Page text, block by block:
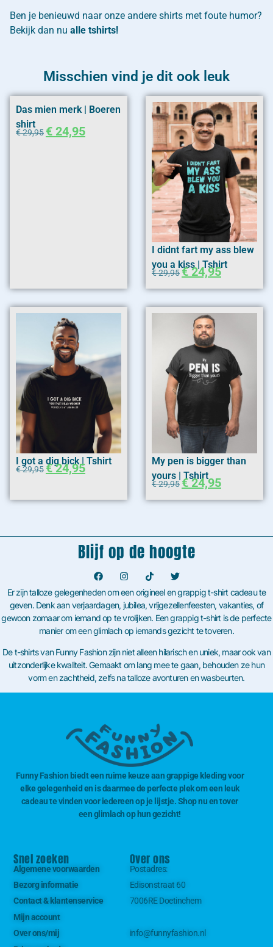
Ben je benieuwd naar onze andere shirts met foute humor?
Bekijk dan nu alle tshirts!
Misschien vind je dit ook leuk
Das mien merk | Boeren
shirt
€29,95 € 24,95
I didnt fart my ass blew
you a kiss | Tshirt
€29,95€24,95
I got a dig bick | Tshirt
€29,95€24,95
My pen is bigger than
yours | Tshirt
€29,95 €24,95
Blijf op de hoogte
Er zijn talloze gelegenheden om een origineel en grappig t-shirt cadeau te
geven. Denk aan verjaardagen, jubilea, vrijgezellenfeesten, vakanties, of
gewoon zomaar om iemand op te vrolijken. Een grappig t-shirt is de perfecte
manier om een glimlach op iemands gezicht te toveren.
De t-shirts van Funny Fashion zijn niet alleen hilarisch en uniek, maar ook van
uitzonderlijke kwaliteit. Gemaakt om lang mee te gaan, behouden ze hun
vorm en zachtheid, zelfs na talloze avonturen en wasbeurten.
Funny Fashion biedt een ruime keuze aan grappige kleding voor
elke gelegenheid en is daarmee de perfecte plek om een leuk
cadeau te vinden voor iedereen op je lijstje. Shop nu en tover
een glimlach op hun gezicht!
Snel zoeken
Algemene voorwaarden
Bezorg informatie
Contact & klantenservice
Mijn account
Over ons/mij
Over ons
Postadres:
Edisonstraat 60
7006RE Doetinchem
info@funnyfashion.nl